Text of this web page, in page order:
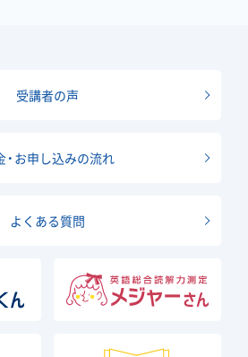
受講者の声
・お申し込みの流れ
よくある質問